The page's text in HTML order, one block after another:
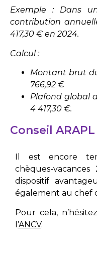
Exemple : Dans
contribution
417,30 € en 2024.
Calcul :
Montant brut
766,92 €
Plafond global
4 417,30 €.
Conseil ARAPL​
Il est encore
chèques-
dispositif
également au chef
Pour cela,
’ANCV.